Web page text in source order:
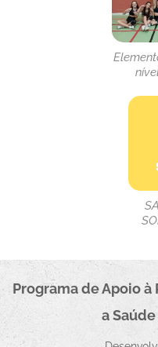
Programa de Apoio à
a Saúde